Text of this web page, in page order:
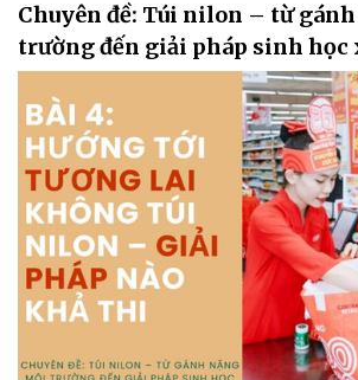
Chuyên đề: Túi nilon – từ
trường đến giải pháp sinh học